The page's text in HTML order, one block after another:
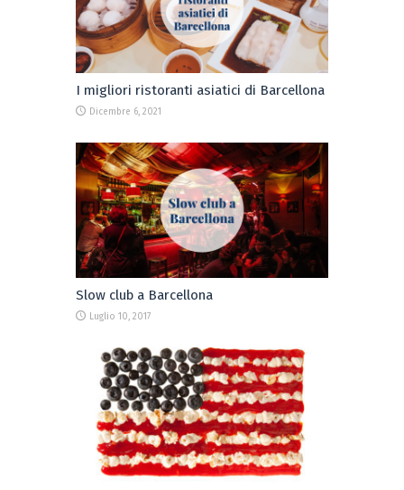
I migliori ristoranti asiatici di Barcellona
Dicembre 6, 2021
Slow club a Barcellona
Luglio 10, 2017